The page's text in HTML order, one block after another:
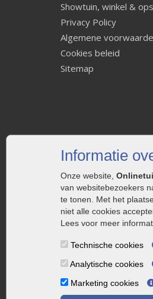
Informatie
Onze website,
van websitebezoekers
te tonen. Met het
niet alle cookies
Lees voor meer
Technische cookies
Analytische cookies
Marketing cookies
Showtuin, winkel &
Privacy Policy
Algemene
Cookies beleid
Sitemap